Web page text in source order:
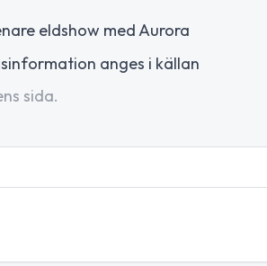
eldshow med Aurora
anges i källan
sida.